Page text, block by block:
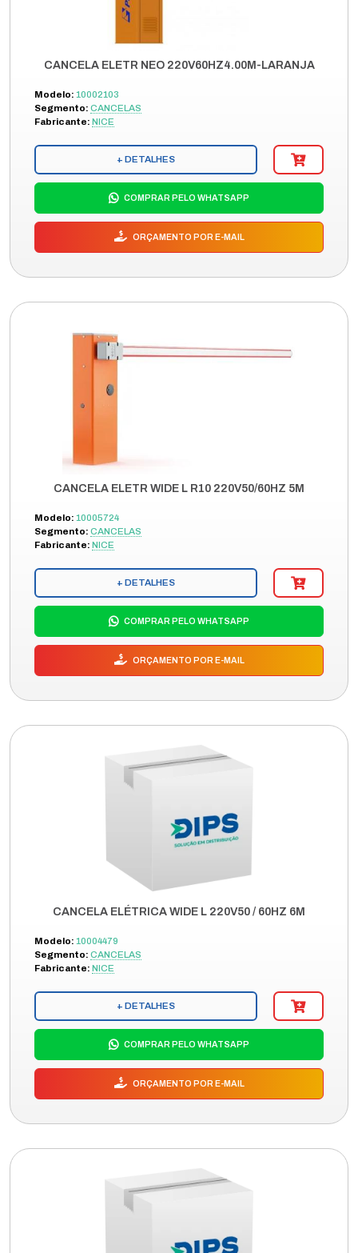
CANCELA ELETR NEO 220V60HZ4.00M-LARANJA
Modelo: 10002103
Segmento: CANCELAS
Fabricante: NICE
+ DETALHES
COMPRAR PELO WHATSAPP
ORÇAMENTO POR E-MAIL
CANCELA ELETR WIDE L R10 220V50/60HZ 5M
Modelo: 10005724
Segmento: CANCELAS
Fabricante: NICE
+ DETALHES
COMPRAR PELO WHATSAPP
ORÇAMENTO POR E-MAIL
CANCELA ELÉTRICA WIDE L 220V50 / 60HZ 6M
Modelo: 10004479
Segmento: CANCELAS
Fabricante: NICE
+ DETALHES
COMPRAR PELO WHATSAPP
ORÇAMENTO POR E-MAIL